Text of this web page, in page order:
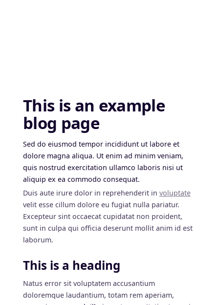
This is an example
blog page
Sed do eiusmod tempor incididunt ut labore et
dolore magna aliqua. Ut enim ad minim veniam,
quis nostrud exercitation ullamco laboris nisi ut
aliquip ex ea commodo consequat.
Duis aute irure dolor in reprehenderit in voluptate
velit esse cillum dolore eu fugiat nulla pariatur.
Excepteur sint occaecat cupidatat non proident,
sunt in culpa qui officia deserunt mollit anim id est
laborum.
This is a heading
Natus error sit voluptatem accusantium
doloremque laudantium, totam rem aperiam,